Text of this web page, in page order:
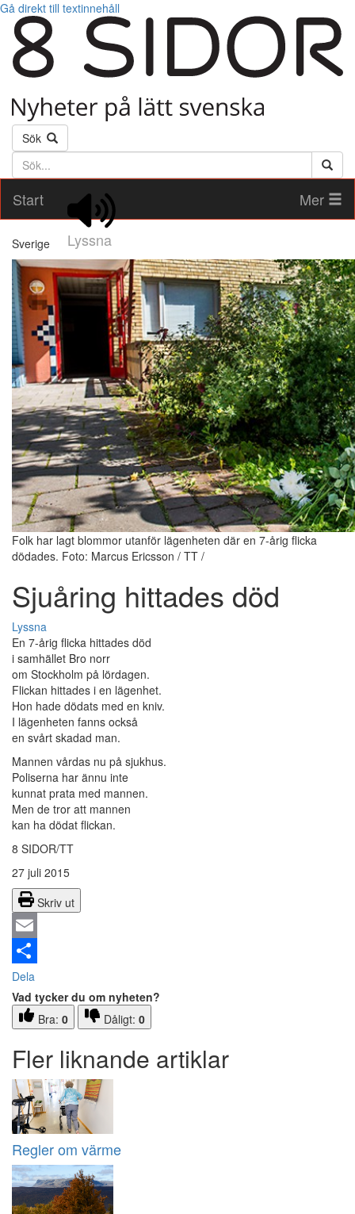
Gå direkt till textinnehåll
Sök
Söktext
Start
Lyssna
Mer
Sverige
Folk har lagt blommor utanför lägenheten där en 7-årig flicka
dödades. Foto: Marcus Ericsson / TT /
Sjuåring hittades död
Lyssna
En 7-årig flicka hittades död
i samhället Bro norr
om Stockholm på lördagen.
Flickan hittades i en lägenhet.
Hon hade dödats med en kniv.
I lägenheten fanns också
en svårt skadad man.
Mannen vårdas nu på sjukhus.
Poliserna har ännu inte
kunnat prata med mannen.
Men de tror att mannen
kan ha dödat flickan.
8 SIDOR/TT
27 juli 2015
Skriv ut
Email
Dela
Vad tycker du om nyheten?
Bra: 0 Dåligt: 0
Fler liknande artiklar
Regler om värme